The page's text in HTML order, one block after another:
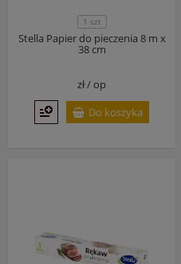
1 szt
Stella Papier do pieczenia 8 m x
38 cm
zł /op
Do koszyka